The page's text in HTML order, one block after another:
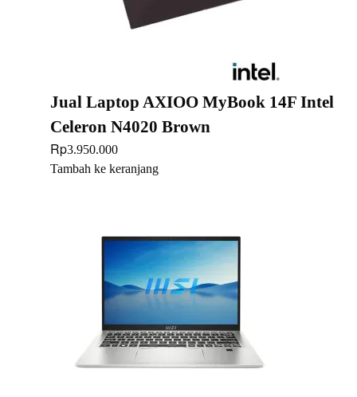
Jual Laptop AXIOO MyBook 14F Intel
Celeron N4020 Brown
Rp3.950.000
Tambah ke keranjang